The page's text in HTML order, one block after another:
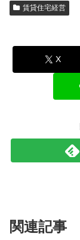
賃貸住宅経営
X
関連記事